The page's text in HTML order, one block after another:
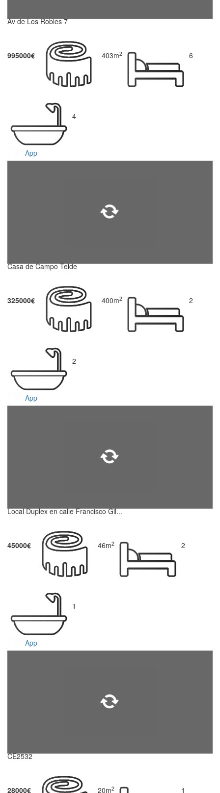
Av de Los Robles 7
995000€ 403m2 6
4
App
Casa de Campo Telde
325000€ 400m2 2
2
App
Local Duplex en calle Francisco Gil...
45000€ 46m2 2
1
App
CE2532
28000€ 20m2 1